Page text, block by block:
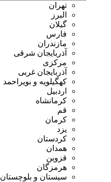
تهران
البرز
گیلان
فارس
مازندران
آذربایجان شرقی
مرکزی
آذربایجان غربی
کهگیلویه و بویراحمد
اردبیل
کرمانشاه
قم
کرمان
یزد
کردستان
همدان
قزوین
هرمزگان
سیستان و بلوچستان